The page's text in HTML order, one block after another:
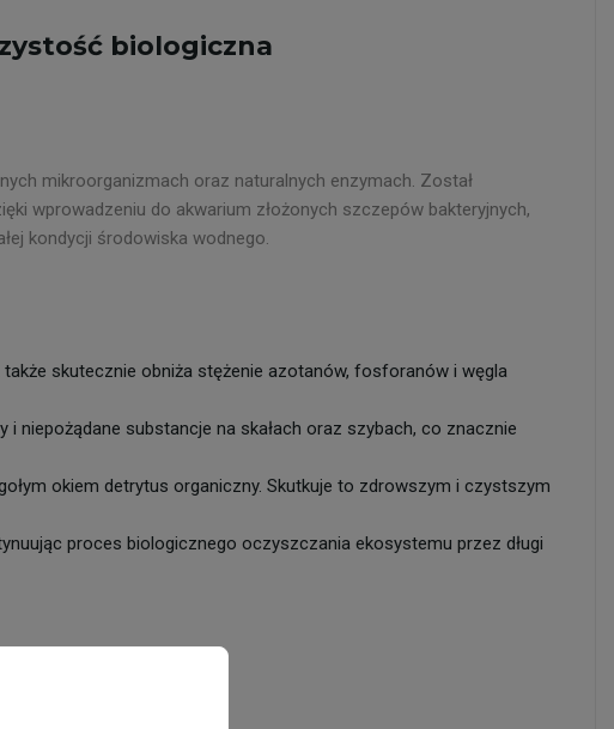
biologiczna
mikroorganizmach oraz naturalnych enzymach. Został
wprowadzeniu do akwarium złożonych szczepów bakteryjnych,
kondycji środowiska wodnego.
skutecznie obniża stężenie azotanów, fosforanów i węgla
niepożądane substancje na skałach oraz szybach, co znacznie
okiem detrytus organiczny. Skutkuje to zdrowszym i czystszym
proces biologicznego oczyszczania ekosystemu przez długi